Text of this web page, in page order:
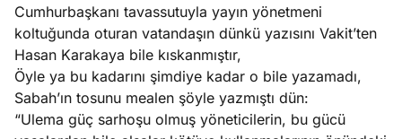
Cumhurbaşkanı tavassutuyla yayın yönetmeni
koltuğunda oturan vatandaşın dünkü yazısını Vakit’ten
Hasan Karakaya bile kıskanmıştır,
Öyle ya bu kadarını şimdiye kadar o bile yazamadı,
Sabah’ın tosunu mealen şöyle yazmıştı dün:
“Ulema güç sarhoşu olmuş yöneticilerin, bu gücü